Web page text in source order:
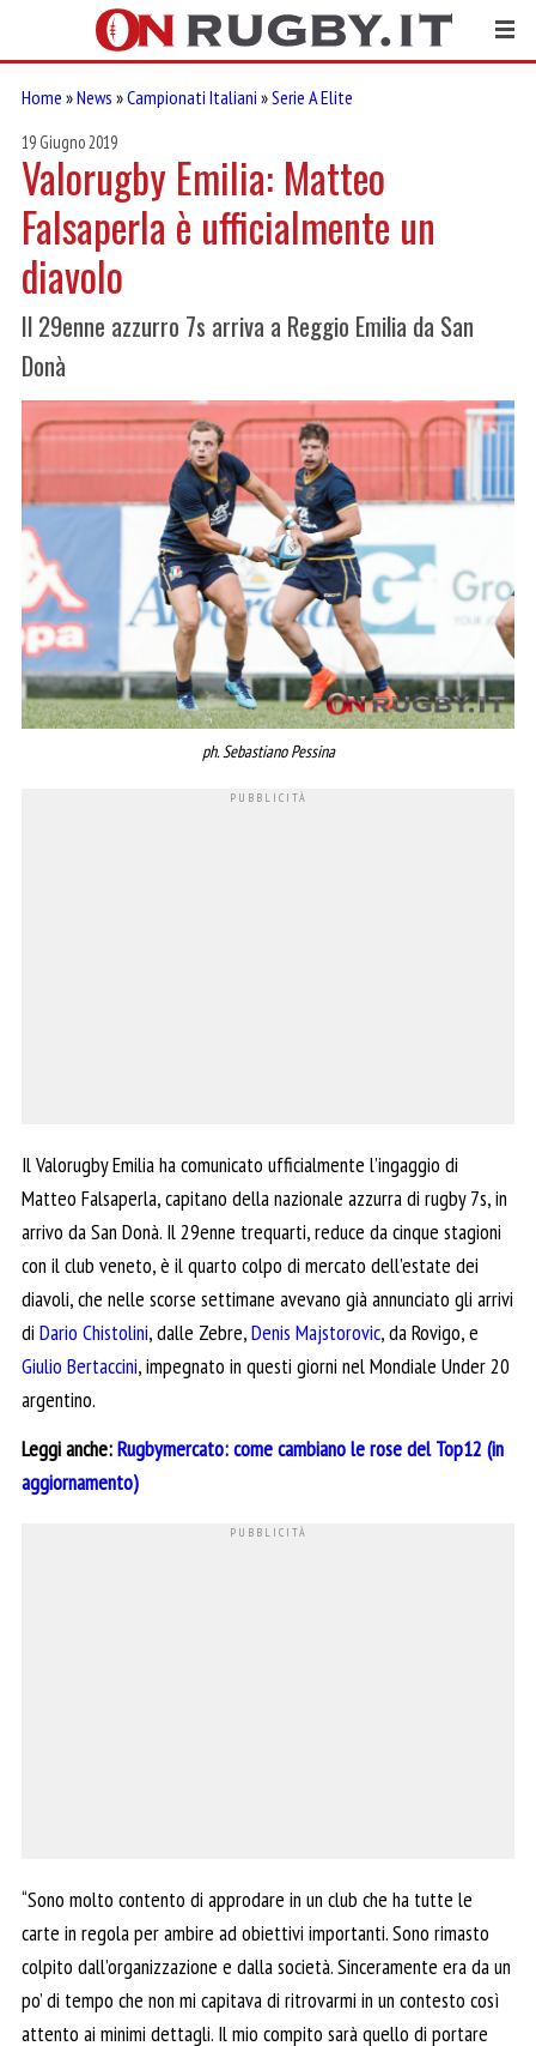
Home »News »Campionati Italiani »Serie A Elite
19 Giugno 2019
Valorugby Emilia: Matteo
Falsaperla è ufficialmente un
diavolo
Il 29enne azzurro 7s arriva a Reggio Emilia da San
Donà
ph. Sebastiano Pessina
Il Valorugby Emilia ha comunicato ufficialmente l’ingaggio di
Matteo Falsaperla, capitano della nazionale azzurra di rugby 7s, in
arrivo da San Donà. Il 29enne trequarti, reduce da cinque stagioni
con il club veneto, è il quarto colpo di mercato dell’estate dei
diavoli, che nelle scorse settimane avevano già annunciato gli arrivi
di Dario Chistolini, dalle Zebre,Denis Majstorovic, da Rovigo, e
Giulio Bertaccini, impegnato in questi giorni nel Mondiale Under 20
argentino.
Leggi anche:Rugbymercato: come cambiano le rose del Top12 (in
aggiornamento)
“Sono molto contento di approdare in un club che ha tutte le
carte in regola per ambire ad obiettivi importanti. Sono rimasto
colpito dall’organizzazione e dalla società. Sinceramente era da un
po’ di tempo che non mi capitava di ritrovarmi in un contesto così
attento ai minimi dettagli. Il mio compito sarà quello di portare